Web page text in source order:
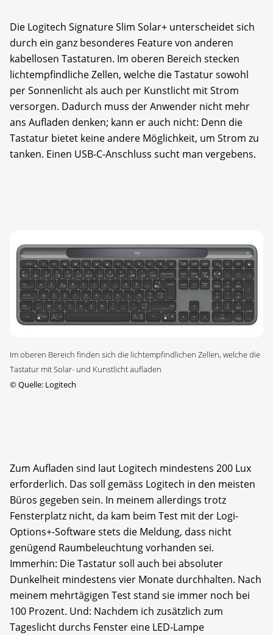
Die Logitech Signature Slim Solar+ unterscheidet sich
durch ein ganz besonderes Feature von anderen
kabellosen Tastaturen. Im oberen Bereich stecken
lichtempfindliche Zellen, welche die Tastatur sowohl
per Sonnenlicht als auch per Kunstlicht mit Strom
versorgen. Dadurch muss der Anwender nicht mehr
ans Aufladen denken; kann er auch nicht: Denn die
Tastatur bietet keine andere Möglichkeit, um Strom zu
tanken. Einen USB-C-Anschluss sucht man vergebens.
Im oberen Bereich finden sich die lichtempfindlichen Zellen, welche die
Tastatur mit Solar- und Kunstlicht aufladen
©Quelle: Logitech
Zum Aufladen sind laut Logitech mindestens 200 Lux
erforderlich. Das soll gemäss Logitech in den meisten
Büros gegeben sein. In meinem allerdings trotz
Fensterplatz nicht, da kam beim Test mit der Logi-
Options+-Software stets die Meldung, dass nicht
genügend Raumbeleuchtung vorhanden sei.
Immerhin: Die Tastatur soll auch bei absoluter
Dunkelheit mindestens vier Monate durchhalten. Nach
meinem mehrtägigen Test stand sie immer noch bei
100 Prozent. Und: Nachdem ich zusätzlich zum
Tageslicht durchs Fenster eine LED-Lampe